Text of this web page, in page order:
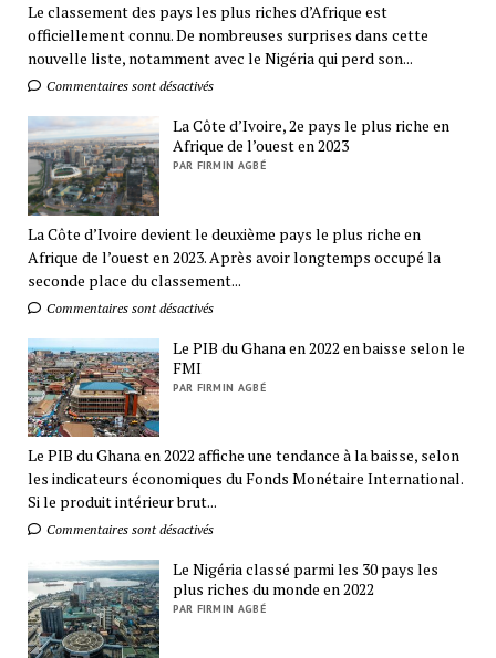
Le classement des pays les plus riches d’Afrique est
officiellement connu. De nombreuses surprises dans cette
nouvelle liste, notamment avec le Nigéria qui perd son...
Commentaires sont désactivés
La Côte d’Ivoire, 2e pays le plus riche en
Afrique de l’ouest en 2023
PAR FIRMIN AGBÉ
La Côte d’Ivoire devient le deuxième pays le plus riche en
Afrique de l’ouest en 2023. Après avoir longtemps occupé la
seconde place du classement...
Commentaires sont désactivés
Le PIB du Ghana en 2022 en baisse selon le
FMI
PAR FIRMIN AGBÉ
Le PIB du Ghana en 2022 affiche une tendance à la baisse, selon
les indicateurs économiques du Fonds Monétaire International.
Si le produit intérieur brut...
Commentaires sont désactivés
Le Nigéria classé parmi les 30 pays les
plus riches du monde en 2022
PAR FIRMIN AGBÉ